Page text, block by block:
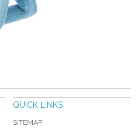
QUICK LINKS
SITEMAP